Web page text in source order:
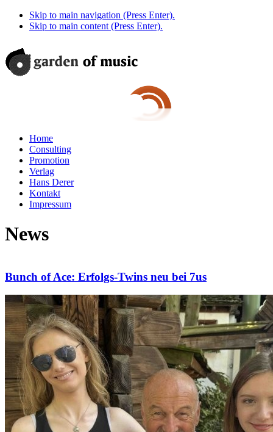
Skip to main navigation (Press Enter).
Skip to main content (Press Enter).
Home
Consulting
Promotion
Verlag
Hans Derer
Kontakt
Impressum
News
Bunch of Ace: Erfolgs-Twins neu bei 7us